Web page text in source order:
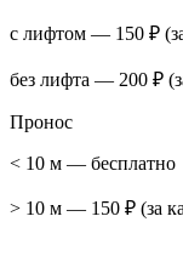
с лифтом — 150 ₽
без лифта — 200 ₽
Пронос
< 10 м — бесплатно
> 10 м — 150 ₽ (за